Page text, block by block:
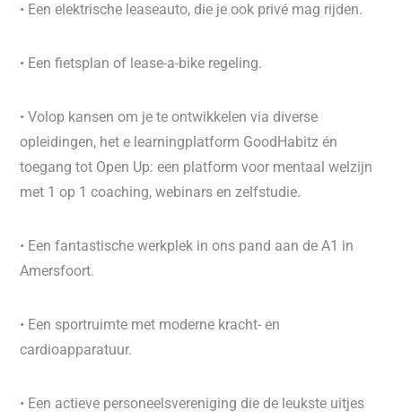
• Een elektrische leaseauto, die je ook privé mag rijden.
• Een fietsplan of lease-a-bike regeling.
• Volop kansen om je te ontwikkelen via diverse
opleidingen, het e learningplatform GoodHabitz én
toegang tot Open Up: een platform voor mentaal welzijn
met 1 op 1 coaching, webinars en zelfstudie.
• Een fantastische werkplek in ons pand aan de A1 in
Amersfoort.
• Een sportruimte met moderne kracht- en
cardioapparatuur.
• Een actieve personeelsvereniging die de leukste uitjes